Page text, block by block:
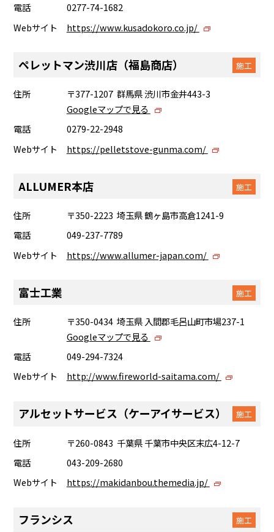
電話
0277-74-1682
Webサイト
https://www.kusadokoro.co.jp/
ペレットマン渋川店（福島商店） 施工
住所
〒377-1207 群馬県 渋川市金井443-3
Googleマップで見る
電話
0279-22-2948
Webサイト
https://pelletstove-gunma.com/
ALLUMER本店 施工
住所
〒350-2223 埼玉県 鶴ヶ島市高倉1241-9
電話
049-237-7789
Webサイト
https://www.allumer-japan.com/
富士工業 施工
住所
〒350-0434 埼玉県 入間郡毛呂山町市場237-1
Googleマップで見る
電話
049-294-7324
Webサイト
http://www.fireworld-saitama.com/
アルセットサービス（ケーアイサービス） 施工
住所
〒260-0843 千葉県 千葉市中央区末広4-12-7
電話
043-209-2680
Webサイト
https://makidanbou.themedia.jp/
フランシス 施工